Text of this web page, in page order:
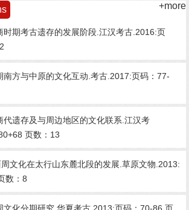
+more
时期考古遗存的发展阶段.江汉考古.2016:页
南方与中原的文化互动.考古.2017:页码：77-
代遗存及与周边地区的文化联系.江汉考
页数：13
周文化在太行山东麓北段的发展.草原文物.2013:
数：8